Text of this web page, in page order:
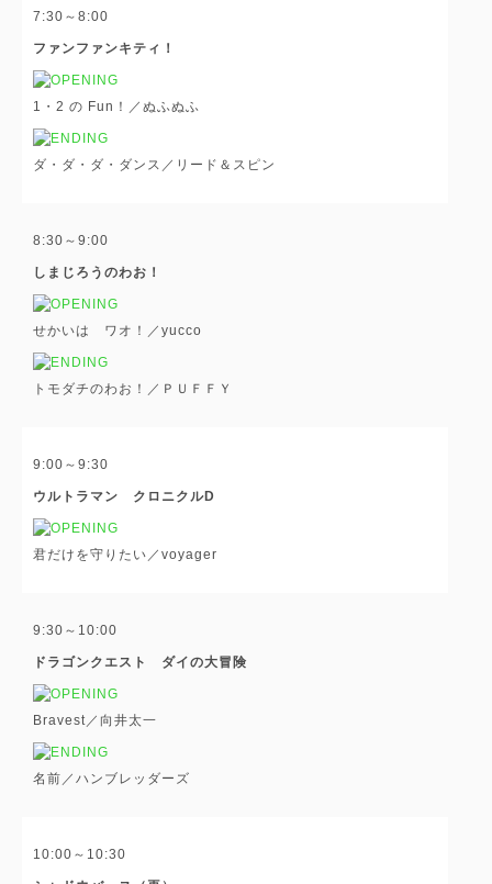
7:30～8:00
ファンファンキティ！
1・2 の Fun！／ぬふぬふ
ダ・ダ・ダ・ダンス／リード＆スピン
8:30～9:00
しまじろうのわお！
せかいは ワオ！／yucco
トモダチのわお！／ＰＵＦＦＹ
9:00～9:30
ウルトラマン クロニクルD
君だけを守りたい／voyager
9:30～10:00
ドラゴンクエスト ダイの大冒険
Bravest／向井太一
名前／ハンブレッダーズ
10:00～10:30